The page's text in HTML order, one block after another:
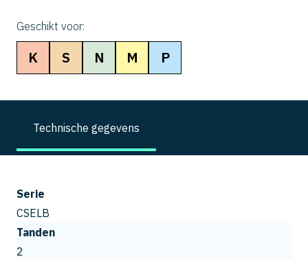
Geschikt voor:
K S N M P
Technische gegevens
Serie
CSELB
Tanden
2